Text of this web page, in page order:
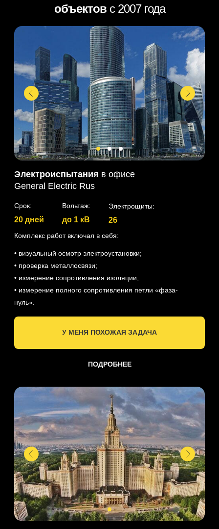
объектов с 2007 года
20 дней 26
Электрощиты:
• визуальный осмотр электроустановки;
• проверка металлосвязи;
• измерение сопротивления изоляции;
• измерение полного сопротивления петли «фаза-
нуль».
Комплекс работ включал в себя:
Срок: Вольтаж:
до 1 кВ
Электроиспытания в офисе
General Electric Rus
ПОДРОБНЕЕ
У МЕНЯ ПОХОЖАЯ ЗАДАЧА